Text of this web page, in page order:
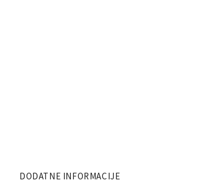
DODATNE INFORMACIJE